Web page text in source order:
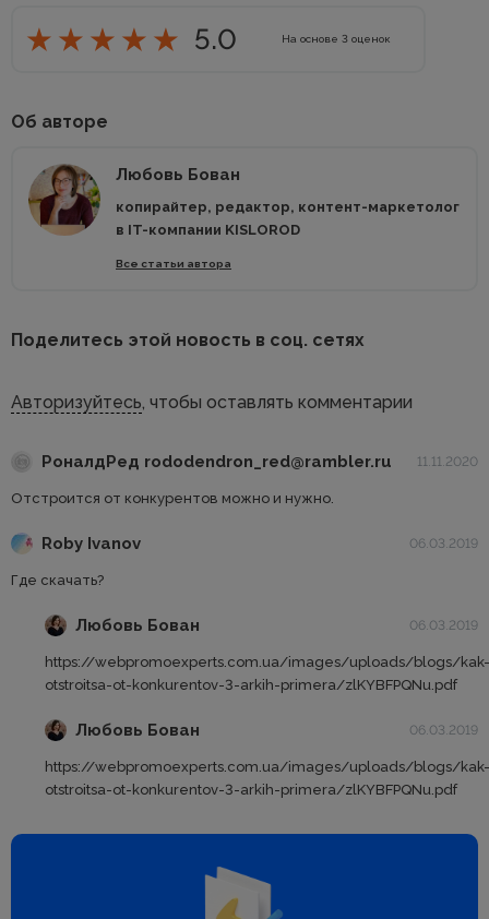
5.0 На основе 3 оценок
Об авторе
Любовь Бован
копирайтер, редактор, контент-маркетолог
в IT-компании KISLOROD
Все статьи автора
Поделитесь этой новость в соц. сетях
Авторизуйтесь, чтобы оставлять комментарии
РоналдРед rododendron_red@rambler.ru 11.11.2020
Отстроится от конкурентов можно и нужно.
Roby Ivanov 06.03.2019
Где скачать?
Любовь Бован 06.03.2019
https://webpromoexperts.com.ua/images/uploads/blogs/kak-
otstroitsa-ot-konkurentov-3-arkih-primera/zlKYBFPQNu.pdf
Любовь Бован 06.03.2019
https://webpromoexperts.com.ua/images/uploads/blogs/kak-
otstroitsa-ot-konkurentov-3-arkih-primera/zlKYBFPQNu.pdf